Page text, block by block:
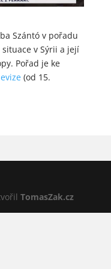
Szántó v pořadu
v Sýrii a její
Pořad je ke
(od 15.
TomasZak.cz